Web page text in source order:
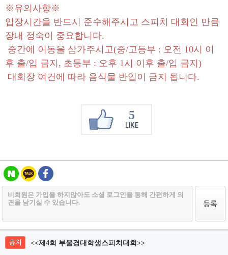
※유의사항※
입장시간을 반드시 준수해주시고 스피치 대회인 만큼
장내 정숙이 중요합니다.
중간에 이동을 삼가주시고(중/고등부 : 오전 10시 이
후 출/입 금지 , 초등부 : 오후 1시 이후 출/입 금지 )
대회장 여건에 따라 음식물 반입이 금지 됩니다.
5
LIKE
공지 <<제4회 부울경대학생스피치대회>>